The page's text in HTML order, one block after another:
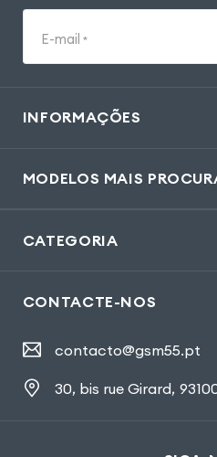
E-mail *
INFORMAÇÕES
MODELOS MAIS
CATEGORIA
CONTACTE-NOS
contacto@gsm55.pt
30, bis rue Girard,